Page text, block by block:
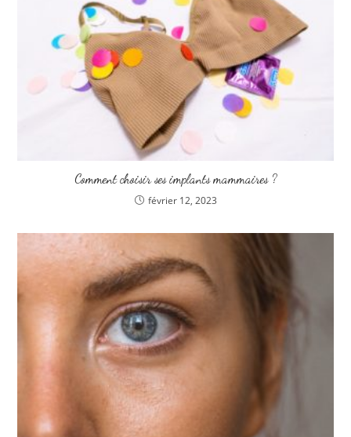
Comment choisir ses implants mammaires ?
février 12, 2023